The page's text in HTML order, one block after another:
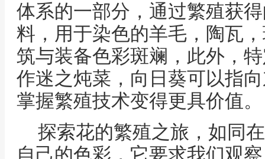
体系的一部分，通过繁殖获
料，用于染色的羊毛，陶瓦
筑与装备色彩斑斓，此外，
作迷之炖菜，向日葵可以指
掌握繁殖技术变得更具价值。
探索花的繁殖之旅，如同
自己的色彩，它要求我们观